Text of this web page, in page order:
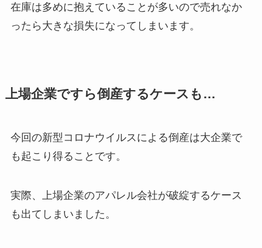
在庫は多めに抱えていることが多いので売れなか
ったら大きな損失になってしまいます。
上場企業ですら倒産するケースも…
今回の新型コロナウイルスによる倒産は大企業で
も起こり得ることです。
実際、上場企業のアパレル会社が破綻するケース
も出てしまいました。